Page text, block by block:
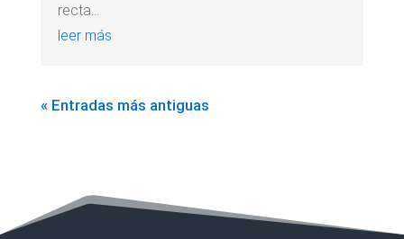
recta...
leer más
« Entradas más antiguas